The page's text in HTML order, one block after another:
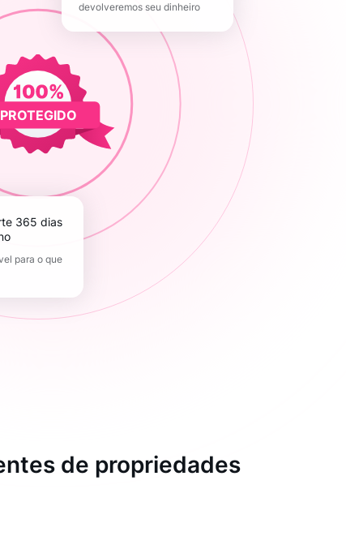
PROTEGIDO
devolveremos seu dinheiro
para o que
de propriedades